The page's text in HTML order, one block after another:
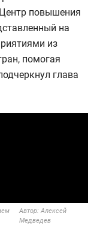
повышения
на
из
помогая
глава
Автор: Алексей
Медведев